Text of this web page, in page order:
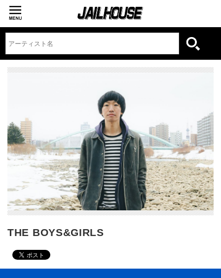
THE BOYS&GIRLS